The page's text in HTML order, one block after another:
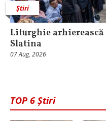
Știri
Liturghie arhierească
Slatina
07 Aug, 2026
TOP 6 Știri